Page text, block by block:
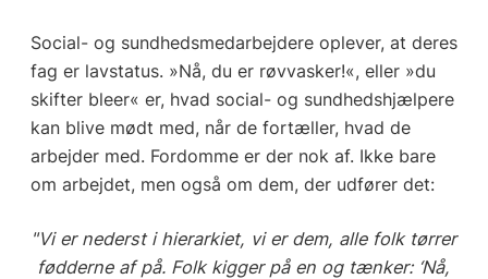
Social- og sundhedsmedarbejdere oplever, at deres
fag er lavstatus. »Nå, du er røvvasker!«, eller »du
skifter bleer« er, hvad social- og sundhedshjælpere
kan blive mødt med, når de fortæller, hvad de
arbejder med. Fordomme er der nok af. Ikke bare
om arbejdet, men også om dem, der udfører det:
"Vi er nederst i hierarkiet, vi er dem, alle folk tørrer
fødderne af på. Folk kigger på en og tænker: ‘Nå,